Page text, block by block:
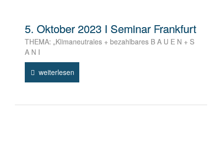
5. Oktober 2023 I Seminar Frankfurt
THEMA: „Klimaneutrales + bezahlbares B A U E N + S
A N I
weiterlesen